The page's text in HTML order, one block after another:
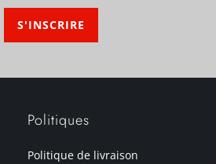
Politiques
Politique de livraison